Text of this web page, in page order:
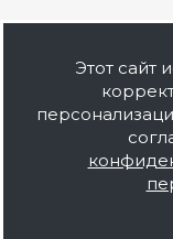
2026 ©
оптовая и
материалов,
Информация на
характер и не
Этот сайт